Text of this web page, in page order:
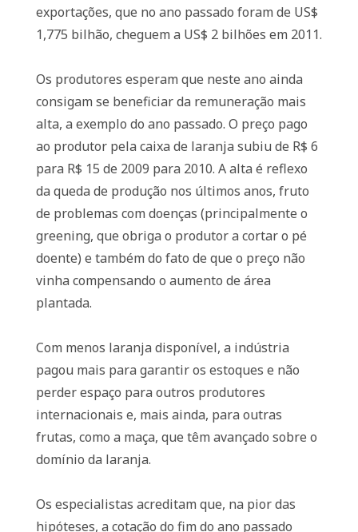
exportações, que no ano passado foram de US$
1,775 bilhão, cheguem a US$ 2 bilhões em 2011.
Os produtores esperam que neste ano ainda
consigam se beneficiar da remuneração mais
alta, a exemplo do ano passado. O preço pago
ao produtor pela caixa de laranja subiu de R$ 6
para R$ 15 de 2009 para 2010. A alta é reflexo
da queda de produção nos últimos anos, fruto
de problemas com doenças (principalmente o
greening, que obriga o produtor a cortar o pé
doente) e também do fato de que o preço não
vinha compensando o aumento de área
plantada.
Com menos laranja disponível, a indústria
pagou mais para garantir os estoques e não
perder espaço para outros produtores
internacionais e, mais ainda, para outras
frutas, como a maça, que têm avançado sobre o
domínio da laranja.
Os especialistas acreditam que, na pior das
hipóteses, a cotação do fim do ano passado